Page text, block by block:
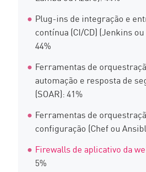
Plug-ins de integração e
contínua (CI/CD) (Jenkins
44%
Ferramentas de
automação e resposta de
(SOAR): 41%
Ferramentas de
configuração (Chef ou
Firewalls de aplicativo da
5%